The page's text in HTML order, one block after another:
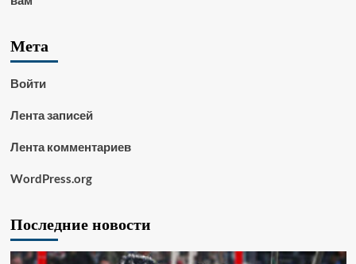
Мета
Войти
Лента записей
Лента комментариев
WordPress.org
Последние новости